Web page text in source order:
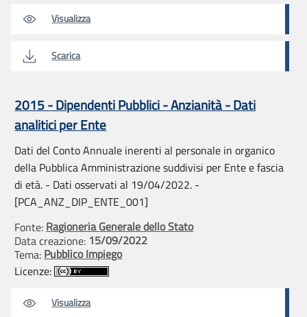
Visualizza
Scarica
2015 - Dipendenti Pubblici - Anzianità - Dati
analitici per Ente
Dati del Conto Annuale inerenti al personale in organico
della Pubblica Amministrazione suddivisi per Ente e fascia
di età. - Dati osservati al 19/04/2022. -
[PCA_ANZ_DIP_ENTE_001]
Fonte: Ragioneria Generale dello Stato
Data creazione: 15/09/2022
Tema: Pubblico Impiego
Licenze:
Visualizza